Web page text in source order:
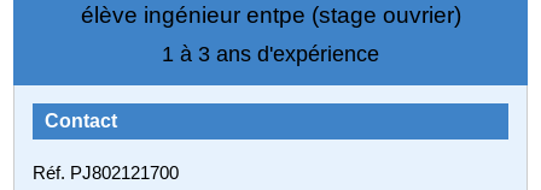
élève ingénieur entpe (stage ouvrier)
1 à 3 ans d'expérience
Contact
Réf. PJ802121700